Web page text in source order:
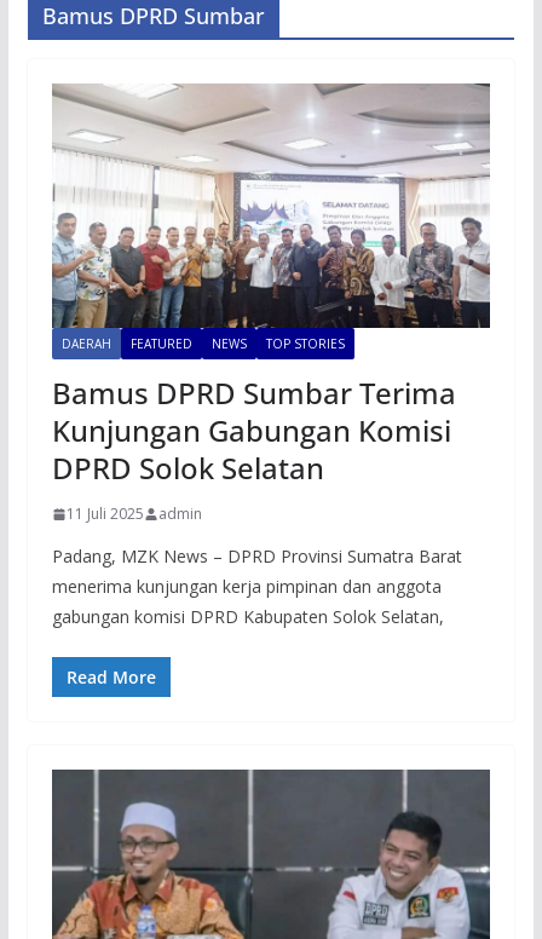
Bamus DPRD Sumbar
DAERAH FEATURED NEWS TOP STORIES
Bamus DPRD Sumbar Terima
Kunjungan Gabungan Komisi
DPRD Solok Selatan
11 Juli 2025 admin
Padang, MZK News – DPRD Provinsi Sumatra Barat
menerima kunjungan kerja pimpinan dan anggota
gabungan komisi DPRD Kabupaten Solok Selatan,
Read More